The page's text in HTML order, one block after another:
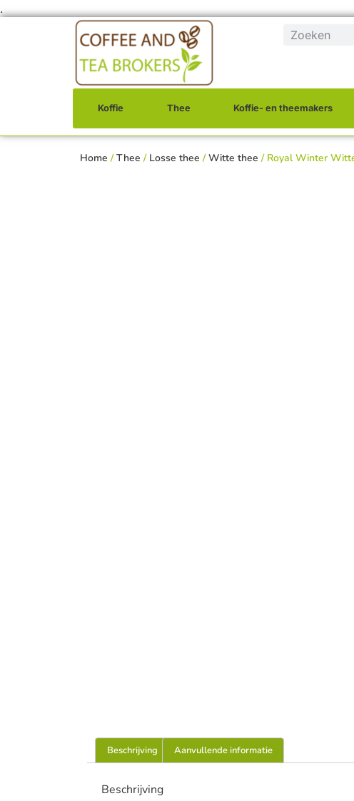
.
Koffie Thee Koffie- en theemakers
Home /Thee / Losse thee /Witte thee / Royal Winter
Beschrijving Aanvullende informatie
Beschrijving